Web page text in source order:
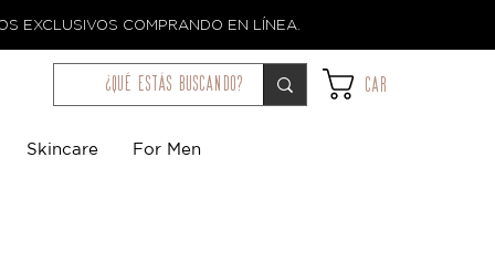
EXCLUSIVOS COMPRANDO EN LÍNEA.
¿qué estás buscando? Car
Skincare For Men